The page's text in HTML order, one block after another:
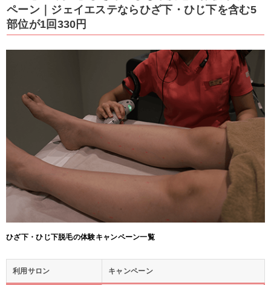
ペーン｜ジェイエステならひざ下・ひじ下を含む5
部位が1回330円
ひざ下・ひじ下脱毛の体験キャンペーン一覧
利用サロン キャンペーン